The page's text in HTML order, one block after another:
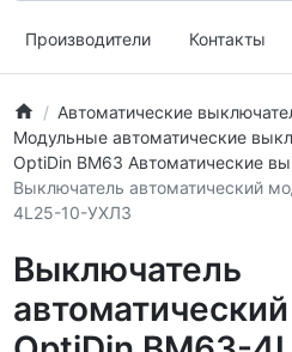
Производители Контакты
Автоматические
Модульные автоматические
OptiDin ВМ63 Автоматические
Выключатель автоматический
4L25-10-УХЛ3
Выключатель